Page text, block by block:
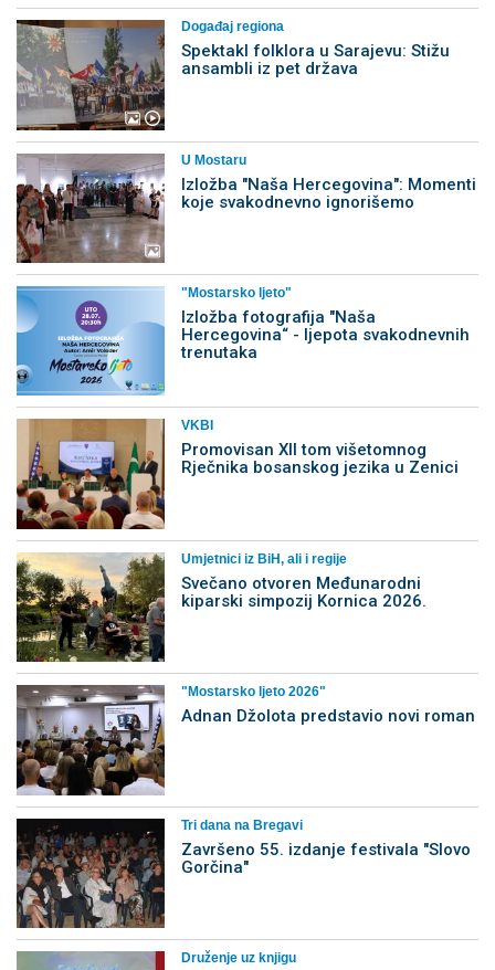
Događaj regiona
Spektakl folklora u Sarajevu: Stižu
ansambli iz pet država
U Mostaru
Izložba "Naša Hercegovina": Momenti
koje svakodnevno ignorišemo
"Mostarsko ljeto"
Izložba fotografija "Naša
Hercegovina“ - ljepota svakodnevnih
trenutaka
VKBI
Promovisan XII tom višetomnog
Rječnika bosanskog jezika u Zenici
Umjetnici iz BiH, ali i regije
Svečano otvoren Međunarodni
kiparski simpozij Kornica 2026.
"Mostarsko ljeto 2026"
Adnan Džolota predstavio novi roman
Tri dana na Bregavi
Završeno 55. izdanje festivala "Slovo
Gorčina"
Druženje uz knjigu